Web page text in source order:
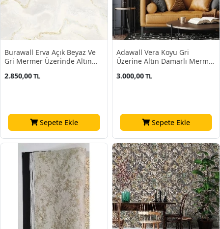
Burawall Erva Açık Beyaz Ve
Gri Mermer Üzerinde Altın
Duvar Kağıdı 16.50 M²
2.850,00TL
Sepete Ekle
Adawall Vera Koyu Gri
Üzerine Altın Damarlı Mermer
16.50 M²
3.000,00TL
Sepete Ekle